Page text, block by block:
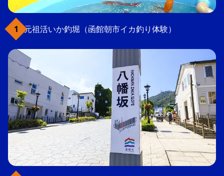
元祖活いか釣堀（函館朝市イカ釣り体験）